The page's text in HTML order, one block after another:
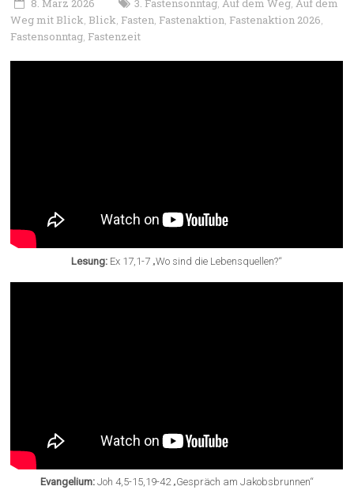
8. März 2026 3. Fastensonntag,Auf dem Weg,Auf dem
Weg mit Blick, Blick, Fasten, Fastenaktion, Fastenaktion 2026,
Fastensonntag, Fastenzeit
Lesung: Ex 17,1-7 „Wo sind die Lebensquellen?“
Evangelium: Joh 4,5-15,19-42 „Gespräch am Jakobsbrunnen“